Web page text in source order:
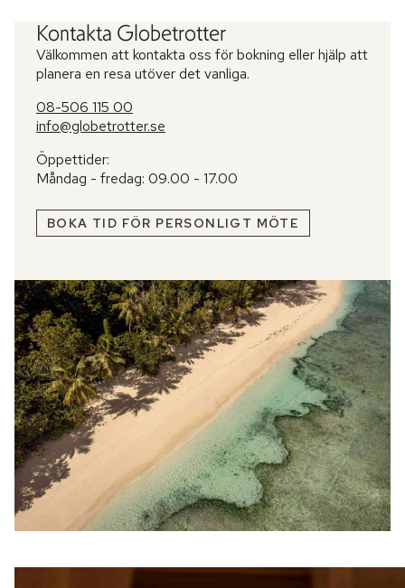
Kontakta Globetrotter
Välkommen att kontakta oss för bokning eller hjälp att
planera en resa utöver det vanliga.
08-506 115 00
info@globetrotter.se
Öppettider:
Måndag - fredag: 09.00 - 17.00
BOKA TID FÖR PERSONLIGT MÖTE